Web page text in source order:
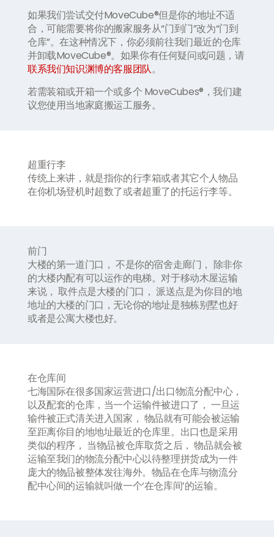
如果我们尝试交付MoveCube®但是你的地址不适
合，可能需要将你的搬家服务从“门到门”改为“门到
仓库”。在这种情况下，你必须前往我们最近的仓库
并卸载MoveCube®。如果你有任何疑问或问题，请
联系我们知识渊博的客服团队。
若需装箱或开箱一个或多个 MoveCubes®，我们建
议您使用当地家庭搬运工服务。
超重行李
传统上来讲，就是指你的行李箱或者其它个人物品
在你机场登机时超数了或者超重了的托运行李等。
前门
大楼的第一道门口， 不是你的宿舍走廊门， 除非你
的大楼内配有可以运作的电梯。对于移动木屋运输
来说， 取件点是大楼的门口， 派送点是为你目的地
地址的大楼的门口，无论你的地址是独栋别墅也好
或者是公寓大楼也好。
在仓库间
七海国际在很多国家运营进口/出口物流分配中心，
以及配套的仓库，当一个运输件被进口了， 一旦运
输件被正式清关进入国家， 物品就有可能会被运输
至距离你目的地地址最近的仓库里。出口也是采用
类似的程序， 当物品被仓库取货之后， 物品就会被
运输至我们的物流分配中心以待整理拼货成为一件
庞大的物品被整体发往海外。物品在仓库与物流分
配中心间的运输就叫做一个‘在仓库间’的运输。